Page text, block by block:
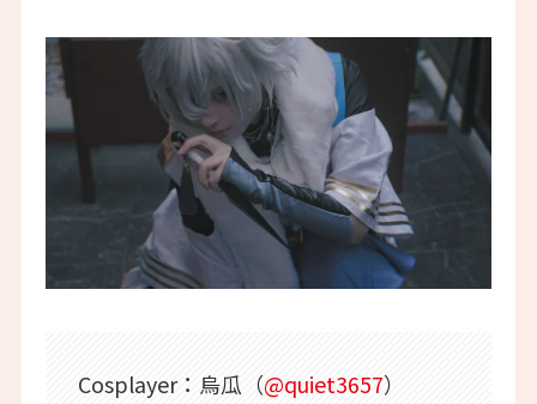
Cosplayer：烏瓜（@quiet3657）